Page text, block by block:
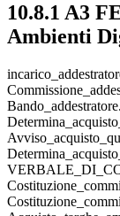
10.8.1 A3
Ambienti